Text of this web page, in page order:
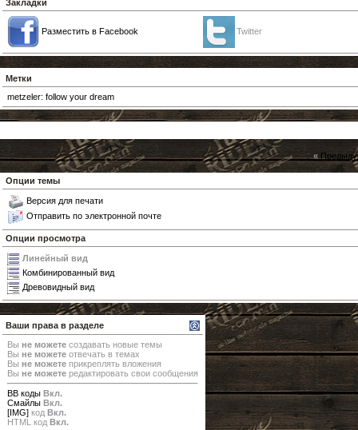
Закладки
Разместить в Facebook Twitter
Метки
metzeler: follow your dream
«
Опции темы
Версия для печати
Отправить по электронной почте
Опции просмотра
Линейный вид
Комбинированный вид
Древовидный вид
Ваши права в разделе
Вы не можете создавать новые темы
Вы не можете отвечать в темах
Вы не можете прикреплять вложения
Вы не можете редактировать свои сообщения
BB коды Вкл.
Смайлы Вкл.
[IMG] код Вкл.
HTML код Вкл.